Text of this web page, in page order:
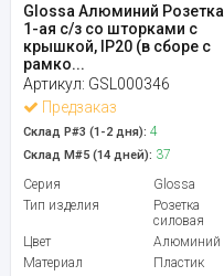
Glossa Алюминий Розетка
1-ая с/з со шторками с
крышкой, IP20 (в сборе с
рамко...
Артикул: GSL000346
Предзаказ
Склад Р#3 (1-2 дня): 4
Склад М#5 (14 дней): 37
Серия
Glossa
Тип изделия
Розетка
силовая
Цвет
Алюминий
Материал
Пластик